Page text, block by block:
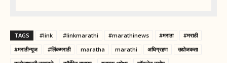
TAGS #link #linkmarathi #marathinews #मराठा
#मराठी
#मराठीन्यूज
#लिंकमराठी maratha marathi अधिग्रहण
उद्योजकता